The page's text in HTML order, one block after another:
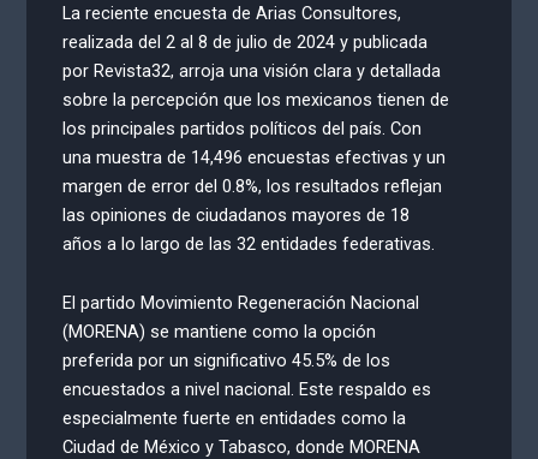
La reciente encuesta de Arias Consultores,
realizada del 2 al 8 de julio de 2024 y publicada
por Revista32, arroja una visión clara y detallada
sobre la percepción que los mexicanos tienen de
los principales partidos políticos del país. Con
una muestra de 14,496 encuestas efectivas y un
margen de error del 0.8%, los resultados reflejan
las opiniones de ciudadanos mayores de 18
años a lo largo de las 32 entidades federativas.
El partido Movimiento Regeneración Nacional
(MORENA) se mantiene como la opción
preferida por un significativo 45.5% de los
encuestados a nivel nacional. Este respaldo es
especialmente fuerte en entidades como la
Ciudad de México y Tabasco, donde MORENA